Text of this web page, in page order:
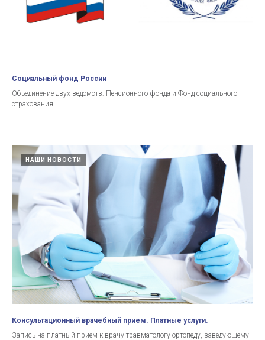
Социальный фонд России
Объединение двух ведомств: Пенсионного фонда и Фонд социального
страхования
НАШИ НОВОСТИ
Консультационный врачебный прием. Платные услуги.
Запись на платный прием к врачу травматологу-ортопеду, заведующему